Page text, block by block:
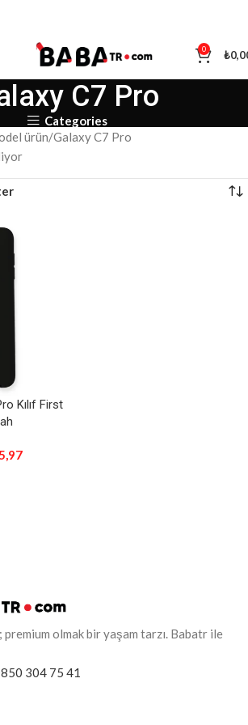
0 ₺
C7 Pro
Categories
ürün Galaxy C7 Pro
Kılıf First
olmak bir yaşam tarzı. Babatr ile
304 75 41